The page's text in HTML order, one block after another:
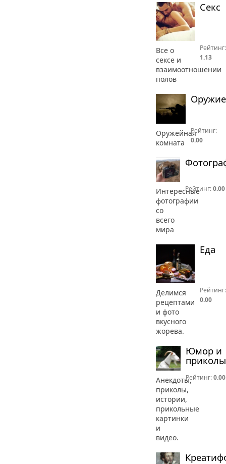
Секс
Все о
сексе и
взаимоотношении
полов
Рейтинг:
1.13
Оружие
Оружейная
комната
Рейтинг:
0.00
Интересные
фотографии
со
всего
мира
Рейтинг:0.00
Еда
Делимся
рецептами
и фото
вкусного
жорева.
Рейтинг:
0.00
Юмор и
приколы
Анекдоты,
приколы,
истории,
прикольные
картинки
и
видео.
Рейтинг:0.00